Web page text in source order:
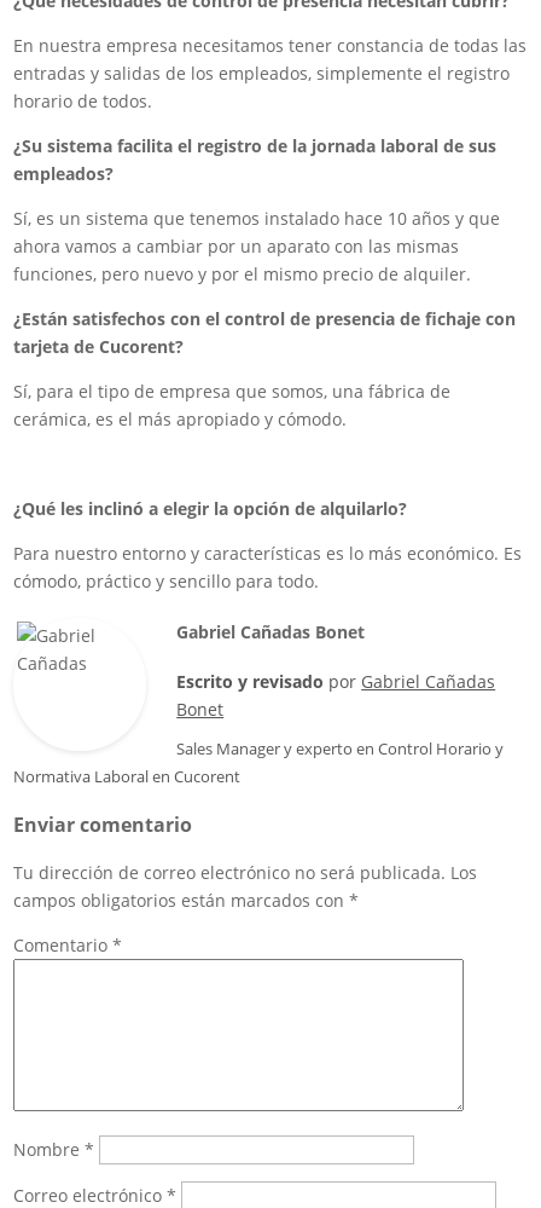
En nuestra empresa necesitamos tener constancia de todas las
entradas y salidas de los empleados, simplemente el registro
horario de todos.
¿Su sistema facilita el registro de la jornada laboral de sus
empleados?
Sí, es un sistema que tenemos instalado hace 10 años y que
ahora vamos a cambiar por un aparato con las mismas
funciones, pero nuevo y por el mismo precio de alquiler.
¿Están satisfechos con el control de presencia de fichaje con
tarjeta de Cucorent?
Sí, para el tipo de empresa que somos, una fábrica de
cerámica, es el más apropiado y cómodo.
¿Qué les inclinó a elegir la opción de alquilarlo?
Para nuestro entorno y características es lo más económico. Es
cómodo, práctico y sencillo para todo.
Gabriel Cañadas Bonet
Escrito y revisado por Gabriel Cañadas
Bonet
Sales Managery experto en Control Horario y
Normativa Laboral enCucorent
Enviar comentario
Tu dirección de correo electrónico no será publicada. Los
campos obligatorios están marcados con*
Comentario*
Nombre*
Correo electrónico*